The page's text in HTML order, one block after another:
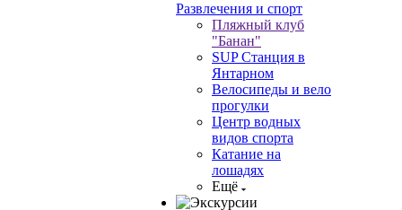
Развлечения и спорт
Пляжный клуб
"Банан"
SUP Станция в
Янтарном
Велосипеды и вело
прогулки
Центр водных
видов спорта
Катание на
лошадях
Ещё